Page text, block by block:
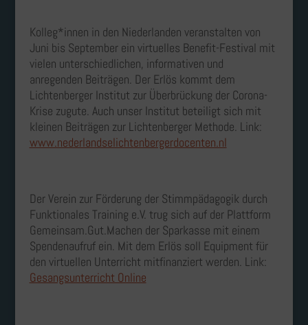
Kolleg*innen in den Niederlanden veranstalten von
Juni bis September ein virtuelles Benefit-Festival mit
vielen unterschiedlichen, informativen und
anregenden Beiträgen. Der Erlös kommt dem
Lichtenberger Institut zur Überbrückung der Corona-
Krise zugute. Auch unser Institut beteiligt sich mit
kleinen Beiträgen zur Lichtenberger Methode. Link:
www.nederlandselichtenbergerdocenten.nl
Der Verein zur Förderung der Stimmpädagogik durch
Funktionales Training e.V. trug sich auf der Plattform
Gemeinsam.Gut.Machen der Sparkasse mit einem
Spendenaufruf ein. Mit dem Erlös soll Equipment für
den virtuellen Unterricht mitfinanziert werden. Link:
Gesangsunterricht Online